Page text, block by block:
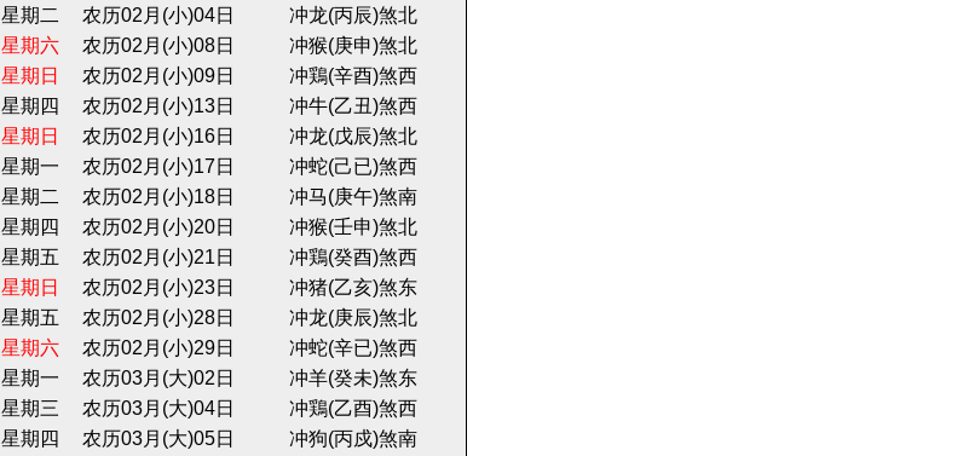
星期二 农历02月(小)04日
冲龙(丙辰)煞北
星期六 农历02月(小)08日
冲猴(庚申)煞北
星期日 农历02月(小)09日
冲鶏(辛酉)煞西
星期四 农历02月(小)13日
冲牛(乙丑)煞西
星期日 农历02月(小)16日
冲龙(戊辰)煞北
星期一 农历02月(小)17日
冲蛇(己已)煞西
星期二 农历02月(小)18日
冲马(庚午)煞南
星期四 农历02月(小)20日
冲猴(壬申)煞北
星期五 农历02月(小)21日
冲鶏(癸酉)煞西
星期日 农历02月(小)23日
冲猪(乙亥)煞东
星期五 农历02月(小)28日
冲龙(庚辰)煞北
星期六 农历02月(小)29日
冲蛇(辛已)煞西
星期一 农历03月(大)02日
冲羊(癸未)煞东
星期三 农历03月(大)04日
冲鶏(乙酉)煞西
星期四 农历03月(大)05日
冲狗(丙戍)煞南